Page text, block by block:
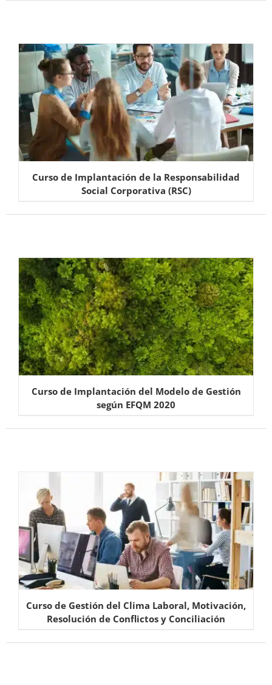
Curso de Implantación de la Responsabilidad
Social Corporativa (RSC)
Curso de Implantación del Modelo de Gestión
según EFQM 2020
Curso de Gestión del Clima Laboral, Motivación,
Resolución de Conflictos y Conciliación